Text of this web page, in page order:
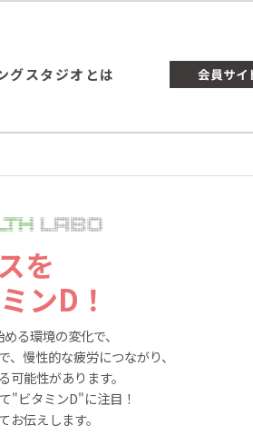
グスタジオとは
を
ンD！
る環境の変化で、
慢性的な疲労につながり、
能性があります。
"ビタミンD"に注目！
伝えします。